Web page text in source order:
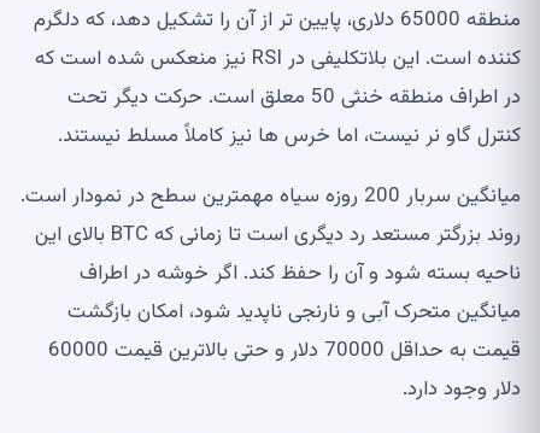
منطقه 65000 دلاری، پایین تر از آن را تشکیل دهد، که دلگرم
کننده است. این بلاتکلیفی در RSI نیز منعکس شده است که
در اطراف منطقه خنثی 50 معلق است. حرکت دیگر تحت
کنترل گاو نر نیست، اما خرس ها نیز کاملاً مسلط نیستند.
میانگین سربار 200 روزه سیاه مهمترین سطح در نمودار است.
روند بزرگتر مستعد رد دیگری است تا زمانی که BTC بالای این
ناحیه بسته شود و آن را حفظ کند. اگر خوشه در اطراف
میانگین متحرک آبی و نارنجی ناپدید شود، امکان بازگشت
قیمت به حداقل 70000 دلار و حتی بالاترین قیمت 60000
دلار وجود دارد.